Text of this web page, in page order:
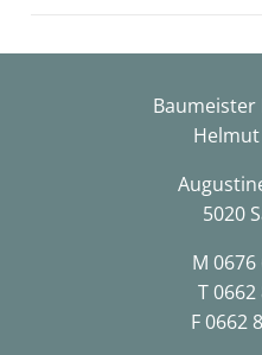
Baumeister
5020
M 0676
T0662
F 0662